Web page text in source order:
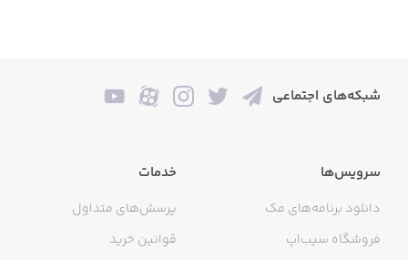
شبکه‌های اجتماعی
سرویس‌ها
دانلود برنامه‌های مک
فروشگاه سیب‌اپ
خدمات
پرسش‌های متداول
قوانین خرید